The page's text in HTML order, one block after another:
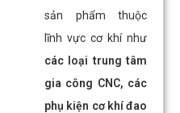
sản phẩm thuộc
lĩnh vực cơ khí như
các loại trung tâm
gia công CNC, các
phụ kiện cơ khí đao